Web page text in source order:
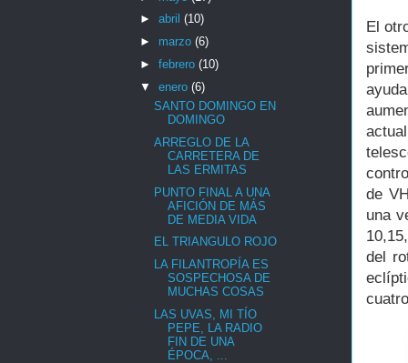
El
de
una
del
► abril (10)
► marzo (6)
► febrero (10)
▼ enero (6)
SANTO DOMINGO EN
DOMINGO
ARREGLO DE LA
CARRETERA DE
LAS ERMITAS
PUNTO FINAL A UNA
AFICIÓN DE MÁS
DE MEDIA VIDA
EL TRIANGULO ROJO
LA FILANTROPÍA ES
SOSPECHOSA DE
MUCHAS COSAS
LAS UVAS, MI TÍO
PEPE, LA RADIO
FIN DE UNA
ÉPOCA, ...